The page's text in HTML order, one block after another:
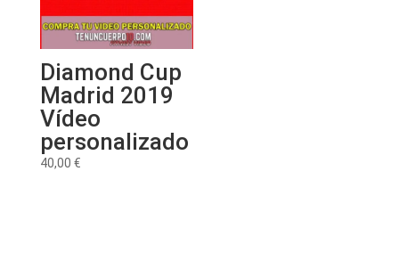
Diamond Cup
Madrid 2019
Vídeo
personalizado
40,00 €